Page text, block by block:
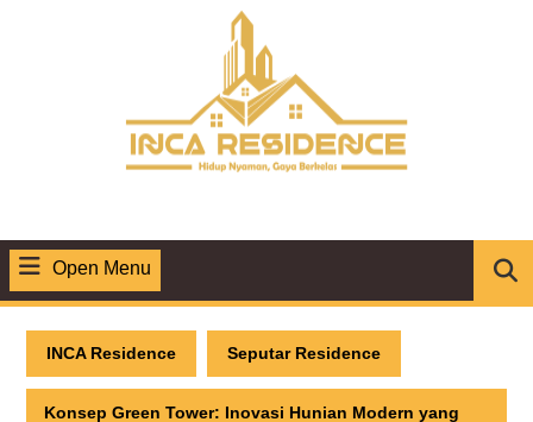
Open Menu
Menu
INCA Residence Seputar Residence
Konsep Green Tower: Inovasi Hunian Modern yang